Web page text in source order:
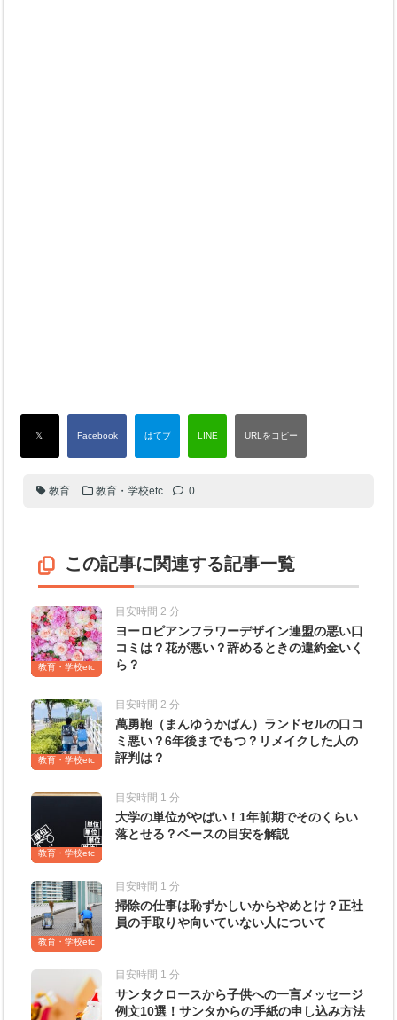
教育 教育・学校etc 0
この記事に関連する記事一覧
教育・学校etc
目安時間 2 分
ヨーロピアンフラワーデザイン連盟の悪い口
コミは？花が悪い？辞めるときの違約金いく
ら？
教育・学校etc
目安時間 2 分
萬勇鞄（まんゆうかばん）ランドセルの口コ
ミ悪い？6年後までもつ？リメイクした人の
評判は？
教育・学校etc
目安時間 1 分
大学の単位がやばい！1年前期でそのくらい
落とせる？ベースの目安を解説
教育・学校etc
目安時間 1 分
掃除の仕事は恥ずかしいからやめとけ？正社
員の手取りや向いていない人について
目安時間 1 分
サンタクロースから子供への一言メッセージ
例文10選！サンタからの手紙の申し込み方法